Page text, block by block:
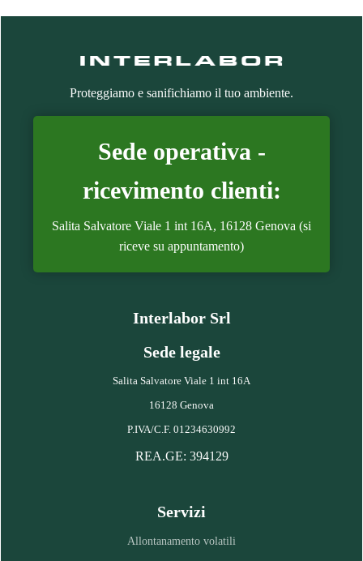
Proteggiamo e sanifichiamo il tuo ambiente.
Sede operativa -
ricevimento clienti:
Salita Salvatore Viale 1 int 16A, 16128 Genova (si
riceve su appuntamento)
Interlabor Srl
Sede legale
Salita Salvatore Viale 1 int 16A
16128 Genova
P.IVA/C.F. 01234630992
REA.GE: 394129
Servizi
Allontanamento volatili